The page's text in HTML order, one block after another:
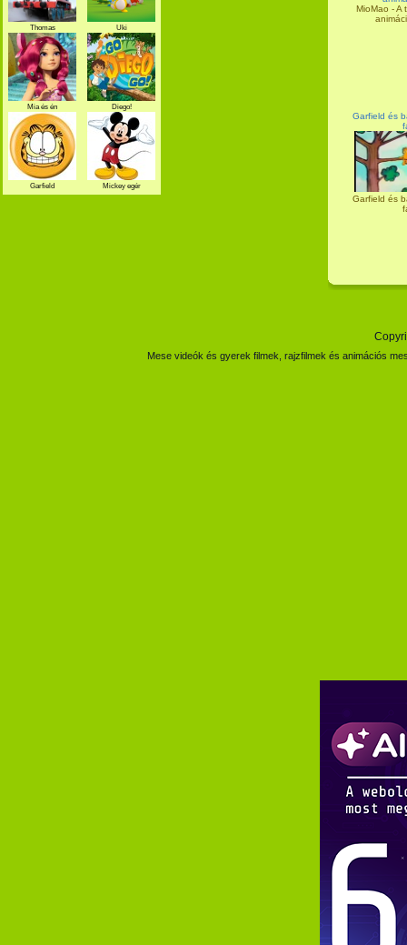
MioMao - A
Garfield és
Garfield és
Thomas Uki
Mia és én Diego!
Garfield Mickey egér
Mese videók és gyerek filmek, rajzfilmek és animációs